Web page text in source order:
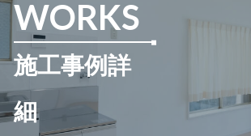
WORKS
施工事例詳
細